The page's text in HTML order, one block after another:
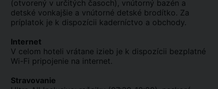
(otvorený v určitých časoch), vnútorný bazén a
detské vonkajšie a vnútorné detské brodítko. Za
príplatok je k dispozícii kaderníctvo a obchody.
Internet
V celom hoteli vrátane izieb je k dispozícii bezplatné
Wi-Fi pripojenie na internet.
Stravovanie